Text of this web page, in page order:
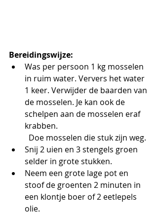
Bereidingswijze:
Was per persoon 1 kg mosselen
in ruim water. Ververs het water
1 keer. Verwijder de baarden van
de mosselen. Je kan ook de
schelpen aan de mosselen eraf
krabben.
	Doe mosselen die stuk zijn weg.
Snij 2 uien en 3 stengels groen
selder in grote stukken.
Neem een grote lage pot en
stoof de groenten 2 minuten in
een klontje boer of 2 eetlepels
olie.